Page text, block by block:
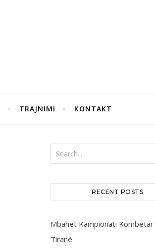
TRAJNIMI KONTAKT
RECENT POSTS
Mbahet Kampionati
Tiranë